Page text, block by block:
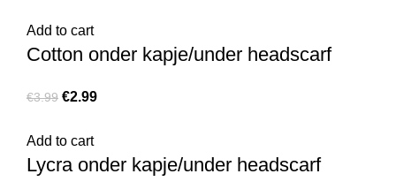
Add to cart
Cotton onder kapje/under headscarf
€3.99 €2.99
Add to cart
Lycra onder kapje/under headscarf